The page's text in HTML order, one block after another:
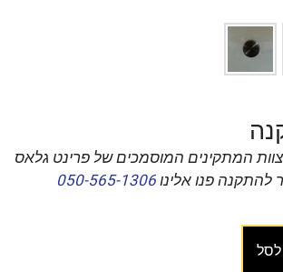
המתקינים המוסמכים של פרינט גלאס
פנו אלינו050-565-1306